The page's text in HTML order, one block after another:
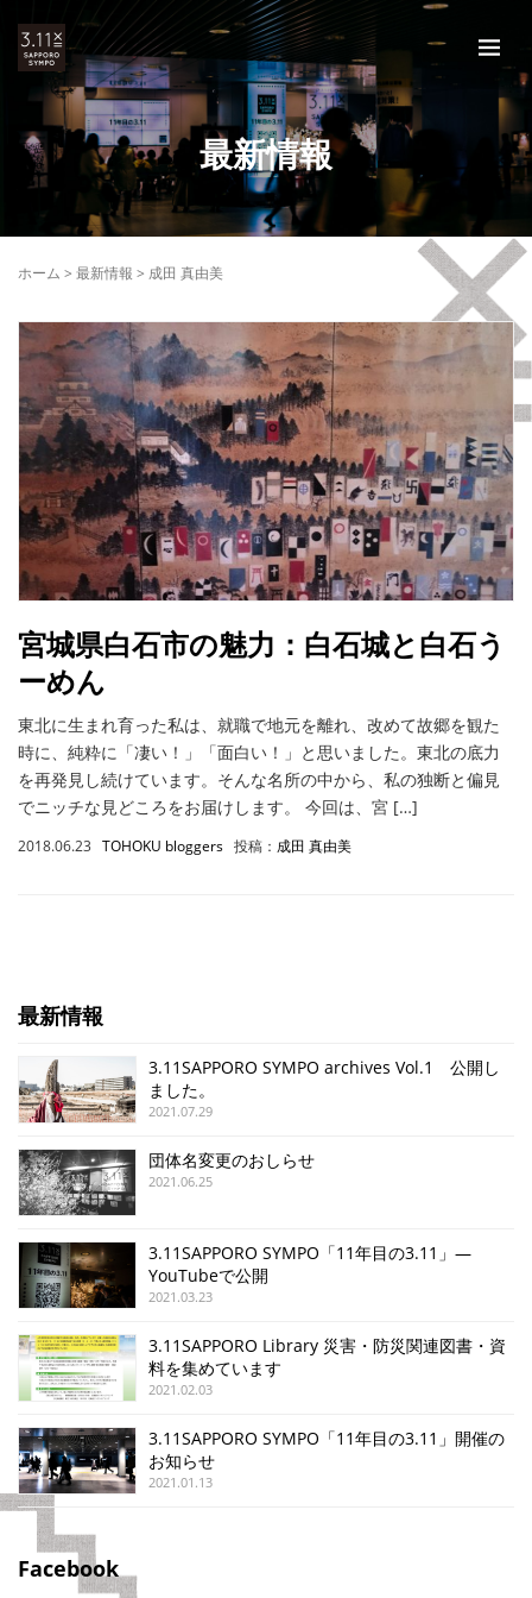
最新情報
ホーム > 最新情報 > 成田 真由美
宮城県白石市の魅力：白石城と白石う
ーめん
東北に生まれ育った私は、就職で地元を離れ、改めて故郷を観た
時に、純粋に「凄い！」「面白い！」と思いました。東北の底力
を再発見し続けています。そんな名所の中から、私の独断と偏見
でニッチな見どころをお届けします。 今回は、宮 […]
2018.06.23 TOHOKU bloggers 投稿： 成田 真由美
最新情報
3.11SAPPORO SYMPO archives Vol.1 公開し
ました。
2021.07.29
団体名変更のおしらせ
2021.06.25
3.11SAPPORO SYMPO「11年目の3.11」—
YouTubeで公開
2021.03.23
3.11SAPPORO Library 災害・防災関連図書・資
料を集めています
2021.02.03
3.11SAPPORO SYMPO「11年目の3.11」開催の
お知らせ
2021.01.13
Facebook